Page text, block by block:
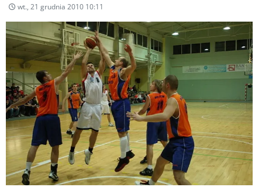
wt., 21 grudnia 2010 10:11